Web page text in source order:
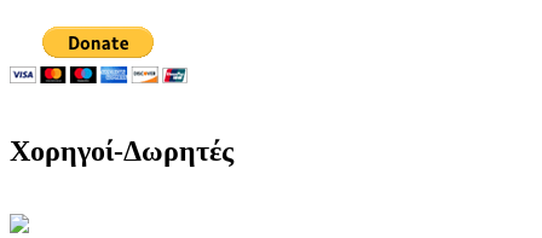
Χορηγοί-Δωρητές